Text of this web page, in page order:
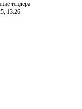
тендера
13:26